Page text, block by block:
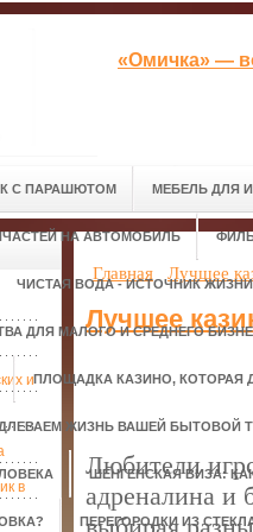
«Омичка» —
С ПАРАШЮТОМ МЕБЕЛЬ ДЛЯ
НА АВТОМОБИЛЬ
ЧИСТАЯ ВОДА - ИСТОЧНИК ЖИЗНИ
ДЛЯ МАЛОГО И СРЕДНЕГО
ПЛОЩАДКА КАЗИНО, КОТОРАЯ
ЖИЗНЬ ВАШЕЙ БЫТОВОЙ
ШЕНГЕНСКАЯ ВИЗА:
ПЕРЕГОРОДКИ ИЗ
и
в
Главная Лучшее
Лучшее
Любители
адреналина и